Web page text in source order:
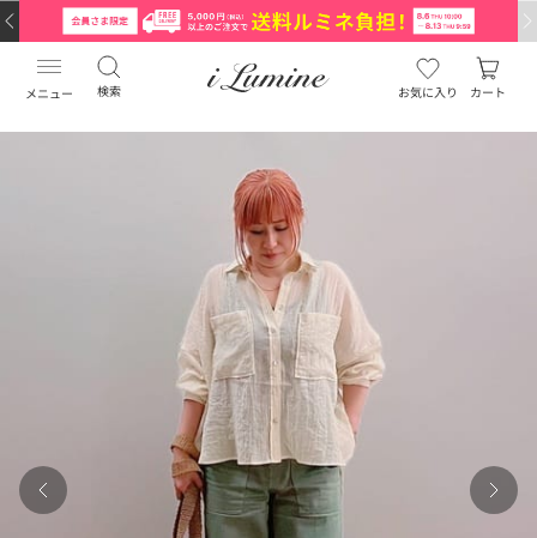
メニュー 検索 お気に入り カート